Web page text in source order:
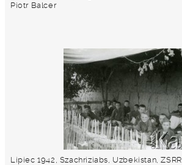
Piotr Balcer
Lipiec 1942, Szachriziabs, Uzbekistan,